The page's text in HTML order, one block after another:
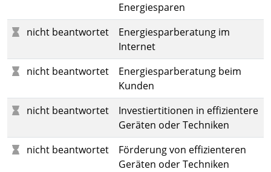
Energiesparen
nicht beantwortet
Energiesparberatung im
Internet
nicht beantwortet
Energiesparberatung beim
Kunden
nicht beantwortet
Investiertitionen in effizientere
Geräten oder Techniken
nicht beantwortet
Förderung von effizienteren
Geräten oder Techniken